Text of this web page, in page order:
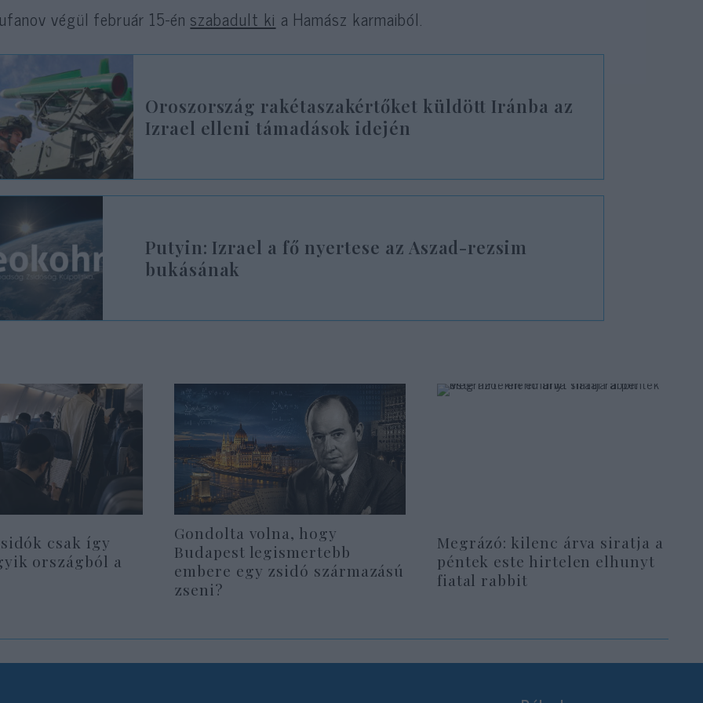
végül február 15-én szabadult ki a Hamász karmaiból.
Oroszország rakétaszakértőket küldött Iránba az
Izrael elleni támadások idején
Putyin: Izrael a fő nyertese az Aszad-rezsim
bukásának
csak így
országból a
Gondolta volna, hogy
Budapest legismertebb
embere egy zsidó származású
zseni?
Megrázó: kilenc árva siratja a
péntek este hirtelen elhunyt
fiatal rabbit